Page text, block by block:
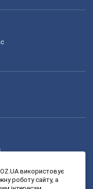
використовує
роботу сайту, а